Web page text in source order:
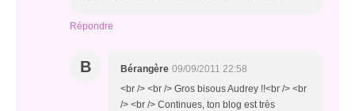
Répondre
B Bérangère 09/09/2011 22:58
<br /> <br /> Gros bisous Audrey !!<br /> <br
/> <br /> Continues, ton blog est très